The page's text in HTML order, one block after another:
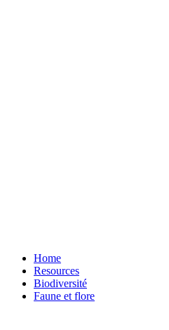
Home
Resources
Biodiversité
Faune et flore